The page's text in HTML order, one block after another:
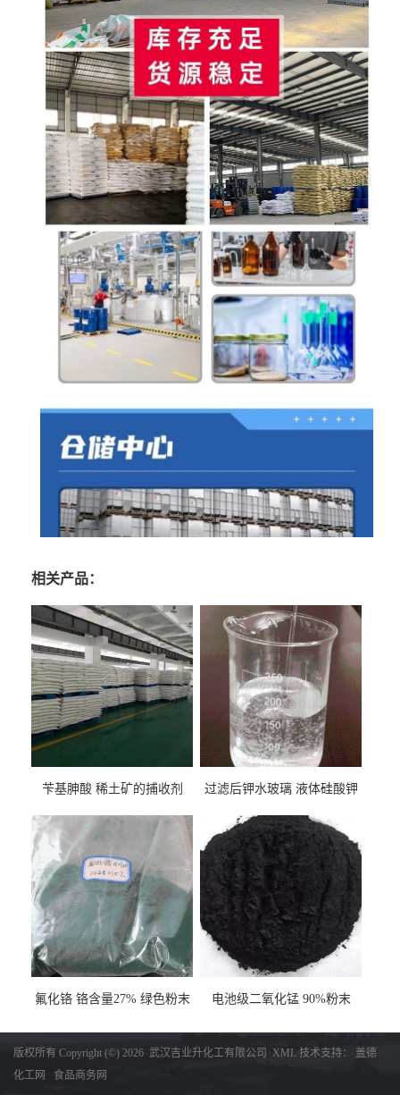
相关产品：
苄基胂酸 稀土矿的捕收剂 过滤后钾水玻璃 液体硅酸钾
氟化铬 铬含量27% 绿色粉末 电池级二氧化锰 90%粉末
版权所有 Copyright (©) 2026 武汉吉业升化工有限公司 XML 技术支持： 盖德
化工网
食品商务网